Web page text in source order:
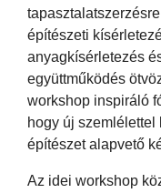
építészeti
anyagkísérletezés
együttműködés
workshop inspiráló
hogy új szemlélettel
építészet alapvető
Az idei workshop